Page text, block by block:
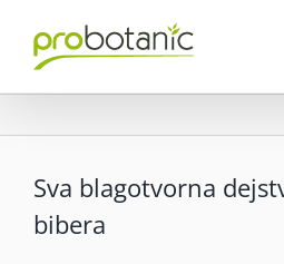
content
Sva blagotvorna
bibera